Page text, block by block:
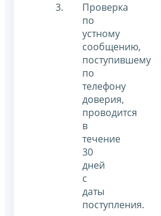
Проверка
по
устному
сообщению,
поступившему
по
телефону
доверия,
проводится
в
течение
30
дней
с
даты
поступления.